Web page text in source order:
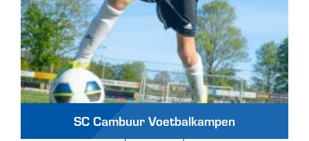
SC Cambuur Voetbalkampen